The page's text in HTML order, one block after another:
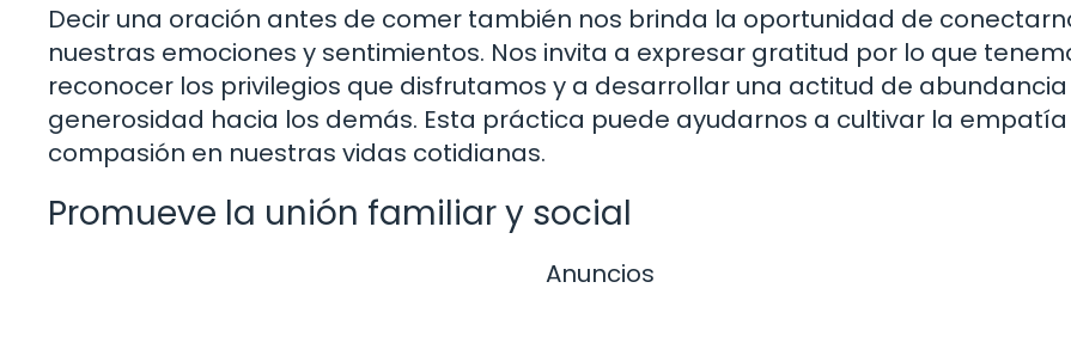
Decir una oración antes de comer también nos brinda la oportunidad de
nuestras emociones y sentimientos. Nos invita a expresar gratitud por lo que
reconocer los privilegios que disfrutamos y a desarrollar una actitud de
generosidad hacia los demás. Esta práctica puede ayudarnos a cultivar la empatía
compasión en nuestras vidas cotidianas.
Promueve la unión familiar y social
Anuncios